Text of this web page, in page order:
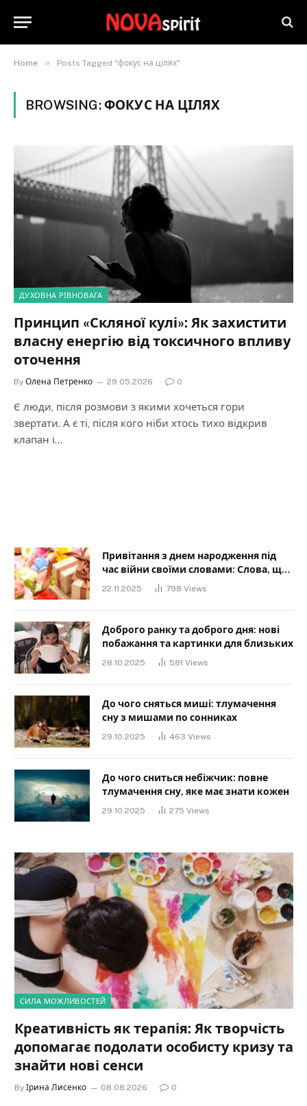
Home » Posts Tagged "фокус на цілях"
BROWSING:ФОКУС НА ЦІЛЯХ
ДУХОВНА РІВНОВАГА
Принцип «Скляної кулі»: Як захистити
власну енергію від токсичного впливу
оточення
By Олена Петренко 29.05.2026 0
Є люди, після розмови з якими хочеться гори
звертати. А є ті, після кого ніби хтось тихо відкрив
клапан і…
Привітання з днем народження під
час війни своїми словами: Слова, що
дарують надію та силу
22.11.2025 798 Views
Доброго ранку та доброго дня: нові
побажання та картинки для близьких
28.10.2025 581 Views
До чого сняться миші: тлумачення
сну з мишами по сонниках
29.10.2025 463 Views
До чого сниться небіжчик: повне
тлумачення сну, яке має знати кожен
29.10.2025 275 Views
СИЛА МОЖЛИВОСТЕЙ
Креативність як терапія: Як творчість
допомагає подолати особисту кризу та
знайти нові сенси
By Ірина Лисенко 08.08.2026 0